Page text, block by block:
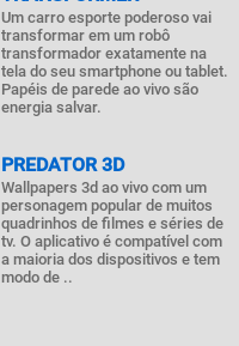
Um carro esporte poderoso vai
transformar em um robô
transformador exatamente na
tela do seu smartphone ou tablet.
Papéis de parede ao vivo são
energia salvar.
PREDATOR 3D
Wallpapers 3d ao vivo com um
personagem popular de muitos
quadrinhos de filmes e séries de
tv. O aplicativo é compatível com
a maioria dos dispositivos e tem
modo de ..